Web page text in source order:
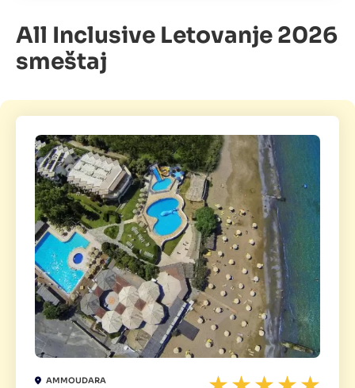
All Inclusive Letovanje 2026
smeštaj
AMMOUDARA